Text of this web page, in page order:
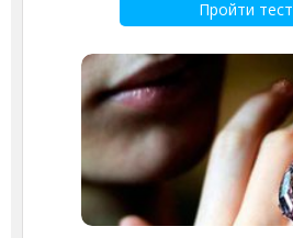
Пройти тест